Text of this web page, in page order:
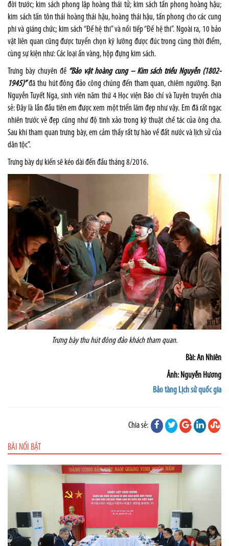
đời trước; kim sách phong lập hoàng thái tử; kim sách tấn phong hoàng hậu;
kim sách tấn tôn thái hoàng thái hậu, hoàng thái hậu, tấn phong cho các cung
phi và giáng chức; kim sách “Đế hệ thi” và nối tiếp “Đế hệ thi”. Ngoài ra, 10 bảo
vật liên quan cũng được tuyển chọn kỹ lưỡng được đúc trong cùng thời điểm,
cùng sự kiện như: Các loại ấn vàng, hộp đựng kim sách.
Trưng bày chuyên đề “Bảo vật hoàng cung – Kim sách triều Nguyễn (1802-
1945)”đã thu hút đông đảo công chúng đến tham quan, chiêm ngưỡng. Bạn
Nguyễn Tuyết Nga, sinh viên năm thứ 4 Học viện Báo chí và Tuyên truyền chia
sẻ: Đây là lần đầu tiên em được xem một triển lãm đẹp như vậy. Em đã rất ngạc
nhiên trước vẻ đẹp cũng như độ tinh xảo trong kỹ thuật chế tác của ông cha.
Sau khi tham quan trưng bày, em cảm thấy rất tự hào về đất nước và lịch sử của
dân tộc”.
Trưng bày dự kiến sẽ kéo dài đến đầu tháng 8/2016.
Trưng bày thu hút đông đảo khách tham quan.
Bài: An Nhiên
Ảnh: Nguyễn Hương
Bảo tàng Lịch sử quốc gia
Chia sẻ:
BÀI NỔI BẬT